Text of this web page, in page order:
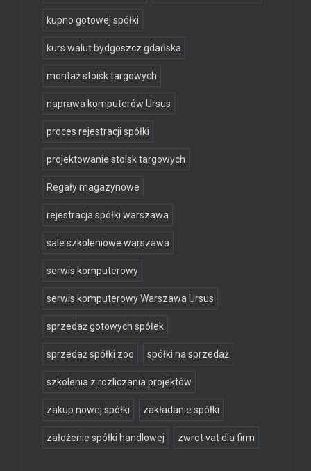
kupno gotowej spółki
kurs walut bydgoszcz gdańska
montaż stoisk targowych
naprawa komputerów Ursus
proces rejestracji spółki
projektowanie stoisk targowych
Regały magazynowe
rejestracja spółki warszawa
sale szkoleniowe warszawa
serwis komputerowy
serwis komputerowy Warszawa Ursus
sprzedaż gotowych spółek
sprzedaż spółki zoo spółki na sprzedaż
szkolenia z rozliczania projektów
zakup nowej spółki zakładanie spółki
założenie spółki handlowej zwrot vat dla firm